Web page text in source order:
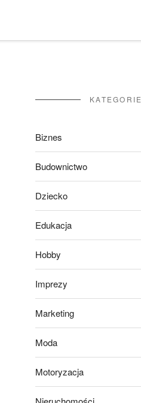
KATEGORIE
Biznes
Budownictwo
Dziecko
Edukacja
Hobby
Imprezy
Marketing
Moda
Motoryzacja